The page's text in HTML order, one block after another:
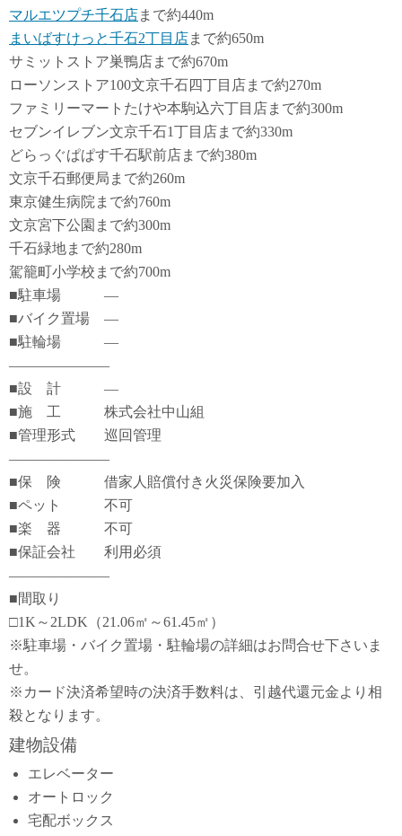
マルエツプチ千石店まで約440m
まいばすけっと千石2丁目店まで約650m
サミットストア巣鴨店まで約670m
ローソンストア100文京千石四丁目店まで約270m
ファミリーマートたけや本駒込六丁目店まで約300m
セブンイレブン文京千石1丁目店まで約330m
どらっぐぱぱす千石駅前店まで約380m
文京千石郵便局まで約260m
東京健生病院まで約760m
文京宮下公園まで約300m
千石緑地まで約280m
駕籠町小学校まで約700m
■駐車場 ―
■バイク置場 ―
■駐輪場 ―
―――――――
■設 計 ―
■施 工 株式会社中山組
■管理形式 巡回管理
―――――――
■保 険 借家人賠償付き火災保険要加入
■ペット 不可
■楽 器 不可
■保証会社 利用必須
―――――――
■間取り
□1K～2LDK（21.06㎡～61.45㎡）
※駐車場・バイク置場・駐輪場の詳細はお問合せ下さいま
せ。
※カード決済希望時の決済手数料は、引越代還元金より相
殺となります。
建物設備
エレベーター
オートロック
宅配ボックス